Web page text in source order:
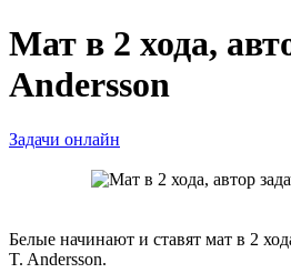
Мат в 2 хода,
Andersson
Задачи онлайн
Белые начинают и ставят мат в 2
T. Andersson.